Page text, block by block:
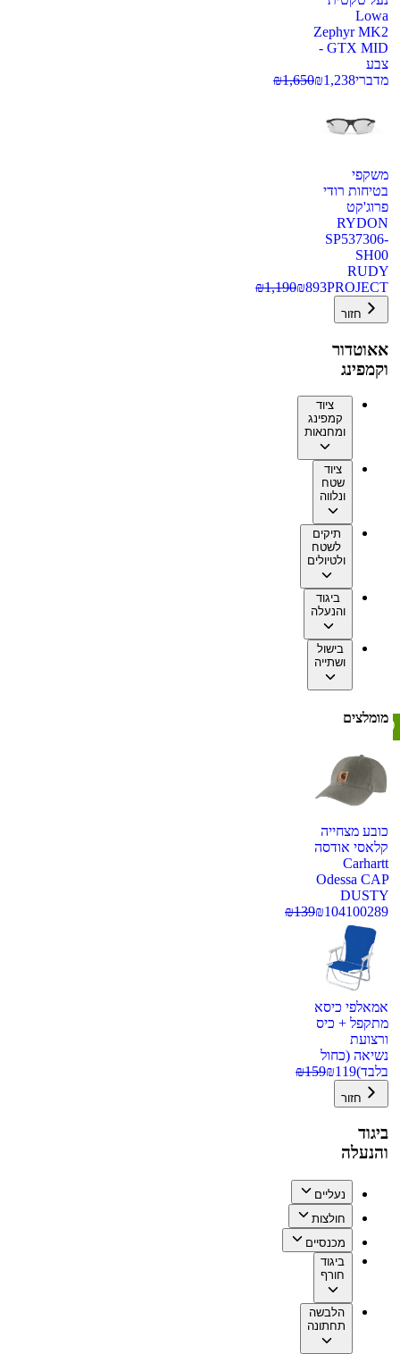
Lowa
Zephyr MK2
GTX MID -
צבע
מדברי
₪1,238
₪1,650
משקפי
בטיחות רודי
פרוג'קט
RYDON
SP537306-
SH00
RUDY
PROJECT
₪893
₪1,190
חזור
אאוטדור
וקמפינג
ציוד
קמפינג
ומחנאות
ציוד
שטח
ונלווה
תיקים
לשטח
ולטיולים
ביגוד
והנעלה
בישול
ושתייה
מומלצים
כובע מצחייה
קלאסי אודסה
Carhartt
Odessa CAP
DUSTY
100289
₪104
₪139
אמאלפי כיסא
מתקפל + כיס
ורצועת
נשיאה (כחול
בלבד)
₪119
₪159
חזור
ביגוד
והנעלה
נעליים
חולצות
מכנסיים
ביגוד
חורף
הלבשה
תחתונה